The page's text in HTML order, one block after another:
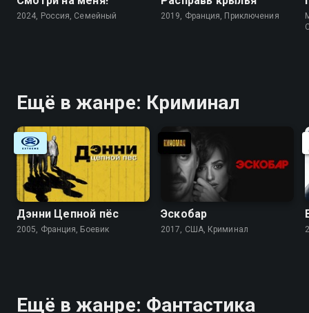
2024, Россия, Cемейный 2019, Франция, Приключения
Ещё в жанре: Криминал
Дэнни Цепной пёс
2005, Франция, Боевик
Эскобар
2017, США, Криминал
Ещё в жанре: Фантастика